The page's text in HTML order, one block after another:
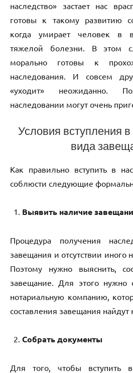
наследство» застает нас
готовы к такому развитию
когда умирает человек в
тяжелой болезни. В этом
морально готовы к
наследования. И совсем
«уходит» неожиданно.
наследовании могут очень
Условия вступления в
вида
Как правильно вступить в
соблюсти следующие
Выявить наличие
Процедура получения
завещания и отсутствии иного
Поэтому нужно выяснить,
завещание. Для этого нужно
нотариальную компанию,
составления завещания найдут
Собрать документы
Для того, чтобы вступить